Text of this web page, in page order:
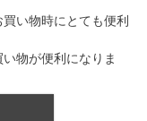
い物時にとても便利
物が便利になりま